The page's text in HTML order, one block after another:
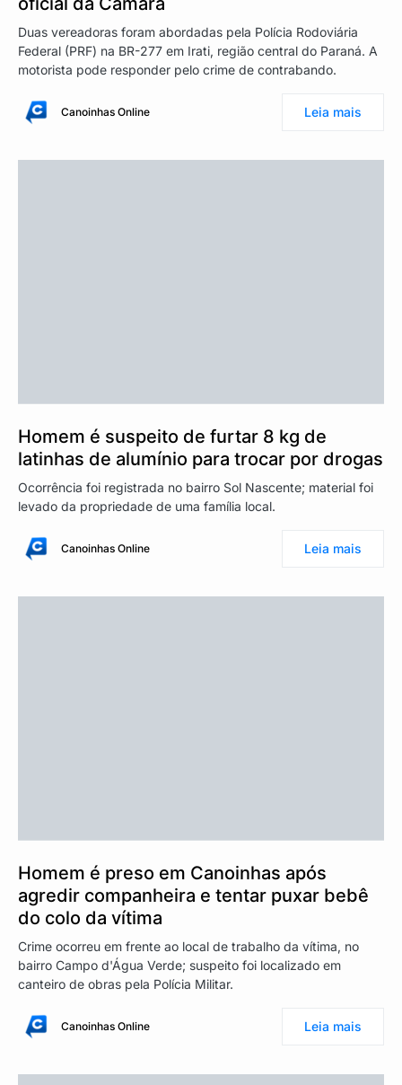
Duas vereadoras foram abordadas pela Polícia Rodoviária
Federal (PRF) na BR-277 em Irati, região central do Paraná. A
motorista pode responder pelo crime de contrabando.
Canoinhas Online Leia mais
Homem é suspeito de furtar 8 kg de
latinhas de alumínio para trocar por drogas
Ocorrência foi registrada no bairro Sol Nascente; material foi
levado da propriedade de uma família local.
Canoinhas Online Leia mais
Homem é preso em Canoinhas após
agredir companheira e tentar puxar bebê
do colo da vítima
Crime ocorreu em frente ao local de trabalho da vítima, no
bairro Campo d'Água Verde; suspeito foi localizado em
canteiro de obras pela Polícia Militar.
Canoinhas Online Leia mais